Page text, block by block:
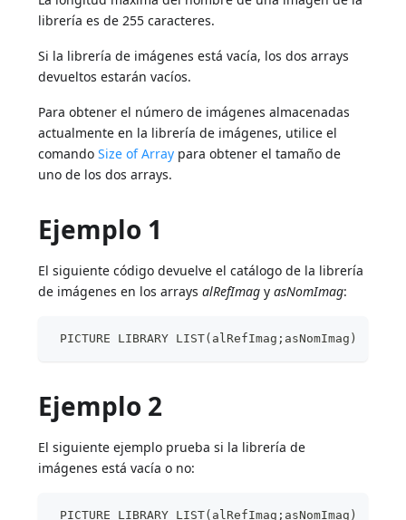
librería es de 255 caracteres.
Si la librería de imágenes está vacía, los dos arrays
devueltos estarán vacíos.
Para obtener el número de imágenes almacenadas
actualmente en la librería de imágenes, utilice el
comandoSize of Array para obtener el tamaño de
uno de los dos arrays.
Ejemplo 1
El siguiente código devuelve el catálogo de la librería
de imágenes en los arraysalRefImag yasNomImag:
PICTURE LIBRARY LIST(alRefImag;asNomImag)
Ejemplo 2
El siguiente ejemplo prueba si la librería de
imágenes está vacía o no:
PICTURE LIBRARY LIST(alRefImag;asNomImag)